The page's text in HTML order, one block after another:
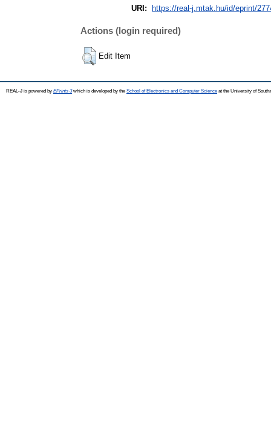
URI:
https://real-j.mtak.hu/id/eprint/
Actions (login required)
Edit Item
REAL-J is powered by EPrints 3which is developed by the School of Electronics and Computer Science at the University of